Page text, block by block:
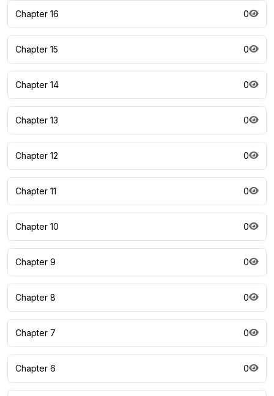
Chapter 16 0
Chapter 15 0
Chapter 14 0
Chapter 13 0
Chapter 12 0
Chapter 11 0
Chapter 10 0
Chapter 9 0
Chapter 8 0
Chapter 7 0
Chapter 6 0